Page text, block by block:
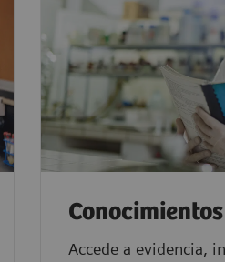
Accede a evidencia,